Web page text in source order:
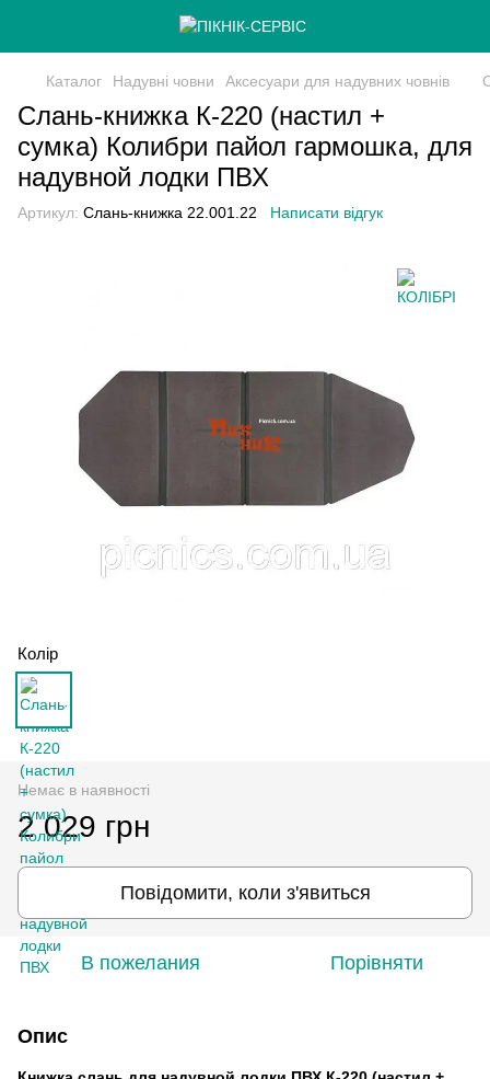
Каталог Надувні човни Аксесуари для надувних човнів
Слань-книжка К-220 (настил +
сумка) Колибри пайол гармошка, для
надувной лодки ПВХ
Артикул: Слань-книжка 22.001.22 Написати відгук
Колір
Немає в наявності
2 029 грн
Повідомити, коли з'явиться
В пожелания Порівняти
Опис